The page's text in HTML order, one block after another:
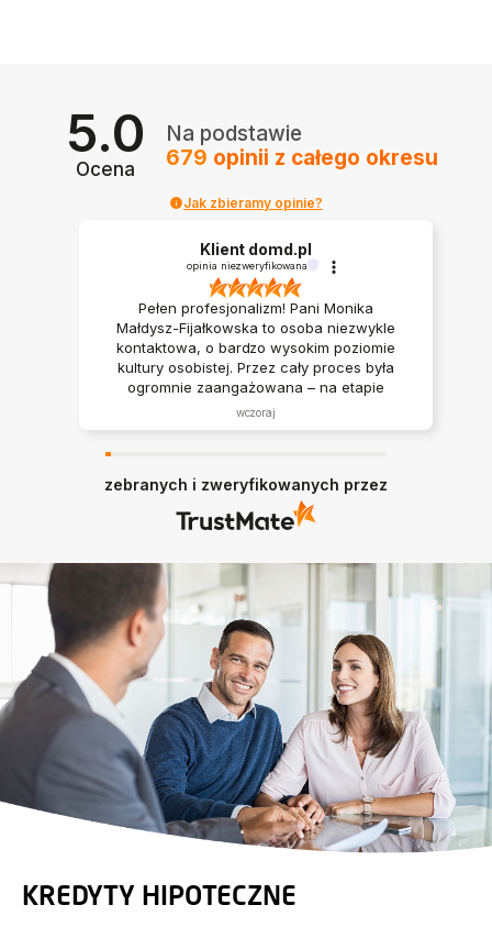
5.0
Ocena
Na podstawie
679 opinii z całego okresu
Jak zbieramy opinie?
Klient domd.pl
opinia niezweryfikowana
Pełen profesjonalizm! Pani Monika
Małdysz-Fijałkowska to osoba niezwykle
kontaktowa, o bardzo wysokim poziomie
kultury osobistej. Przez cały proces była
ogromnie zaangażowana – na etapie
wyboru mieszkania cierpliwie wskazywała
nam różne możliwości i rozwiązania, co
Moniką każdemu, kto szuka doradcy z
pasją i świetnym podejściem do klienta!
wczoraj
zebranych i zweryfikowanych przez
KREDYTY HIPOTECZNE